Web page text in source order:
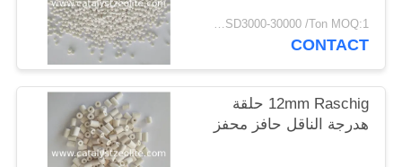
USD3000-30000 /Ton MOQ:1 كغم
CONTACT
12mm Raschig حلقة
هدرجة الناقل حافز محفز